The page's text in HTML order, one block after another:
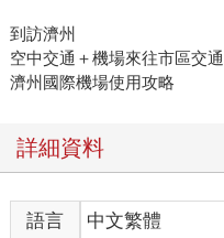
到訪濟州
空中交通＋機場來往市區交通
濟州國際機場使用攻略
詳細資料
語言 中文繁體